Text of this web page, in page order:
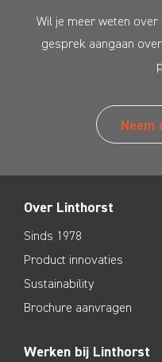
Wil je meer weten
gesprek aangaan
Neem
Over Linthorst
Sinds 1978
Product innovaties
Sustainability
Brochure aanvragen
Werken bij Linthorst